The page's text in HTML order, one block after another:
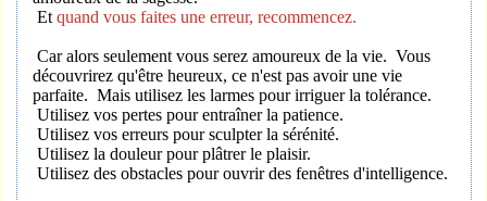
Et quand vous faites une erreur, recommencez.
Car alors seulement vous serez amoureux de la vie. Vous
découvrirez qu'être heureux, ce n'est pas avoir une vie
parfaite. Mais utilisez les larmes pour irriguer la tolérance.
Utilisez vos pertes pour entraîner la patience.
Utilisez vos erreurs pour sculpter la sérénité.
Utilisez la douleur pour plâtrer le plaisir.
Utilisez des obstacles pour ouvrir des fenêtres d'intelligence.